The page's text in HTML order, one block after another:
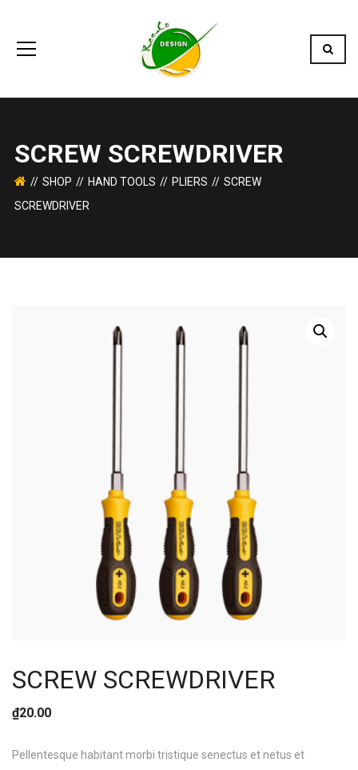
SCREW SCREWDRIVER
SHOP HAND TOOLS PLIERS
SCREW
SCREWDRIVER
SCREW SCREWDRIVER
₫20.00
Pellentesque habitant morbi tristique senectus et netus et